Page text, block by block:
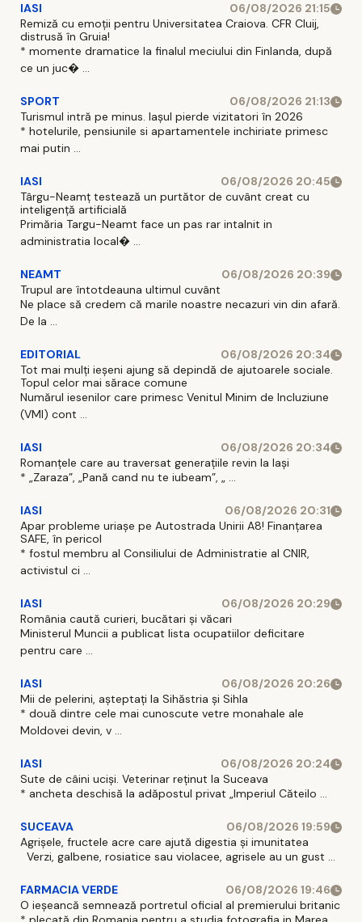
IASI
06/08/2026 21:15
Remiză cu emoții pentru Universitatea Craiova. CFR Cluij,
distrusă în Gruia!
* momente dramatice la finalul meciului din Finlanda, după
ce un juc� ...
SPORT
06/08/2026 21:13
Turismul intră pe minus. Iașul pierde vizitatori în 2026
* hotelurile, pensiunile si apartamentele inchiriate primesc
mai putin ...
IASI
06/08/2026 20:45
Târgu-Neamț testează un purtător de cuvânt creat cu
inteligență artificială
Primăria Targu-Neamt face un pas rar intalnit in
administratia local� ...
NEAMT
06/08/2026 20:39
Trupul are întotdeauna ultimul cuvânt
Ne place să credem că marile noastre necazuri vin din afară.
De la ...
EDITORIAL
06/08/2026 20:34
Tot mai mulți ieșeni ajung să depindă de ajutoarele sociale.
Topul celor mai sărace comune
Numărul iesenilor care primesc Venitul Minim de Incluziune
(VMI) cont ...
IASI
06/08/2026 20:34
Romanțele care au traversat generațiile revin la Iași
* „Zaraza”, „Pană cand nu te iubeam”, „ ...
IASI
06/08/2026 20:31
Apar probleme uriașe pe Autostrada Unirii A8! Finanțarea
SAFE, în pericol
* fostul membru al Consiliului de Administratie al CNIR,
activistul ci ...
IASI
06/08/2026 20:29
România caută curieri, bucătari și văcari
Ministerul Muncii a publicat lista ocupatiilor deficitare
pentru care ...
IASI
06/08/2026 20:26
Mii de pelerini, așteptați la Sihăstria și Sihla
* două dintre cele mai cunoscute vetre monahale ale
Moldovei devin, v ...
IASI
06/08/2026 20:24
Sute de câini uciși. Veterinar reținut la Suceava
* ancheta deschisă la adăpostul privat „Imperiul Căteilo ...
SUCEAVA
06/08/2026 19:59
Agrișele, fructele acre care ajută digestia și imunitatea
Verzi, galbene, rosiatice sau violacee, agrisele au un gust ...
FARMACIA VERDE
06/08/2026 19:46
O ieșeancă semnează portretul oficial al premierului britanic